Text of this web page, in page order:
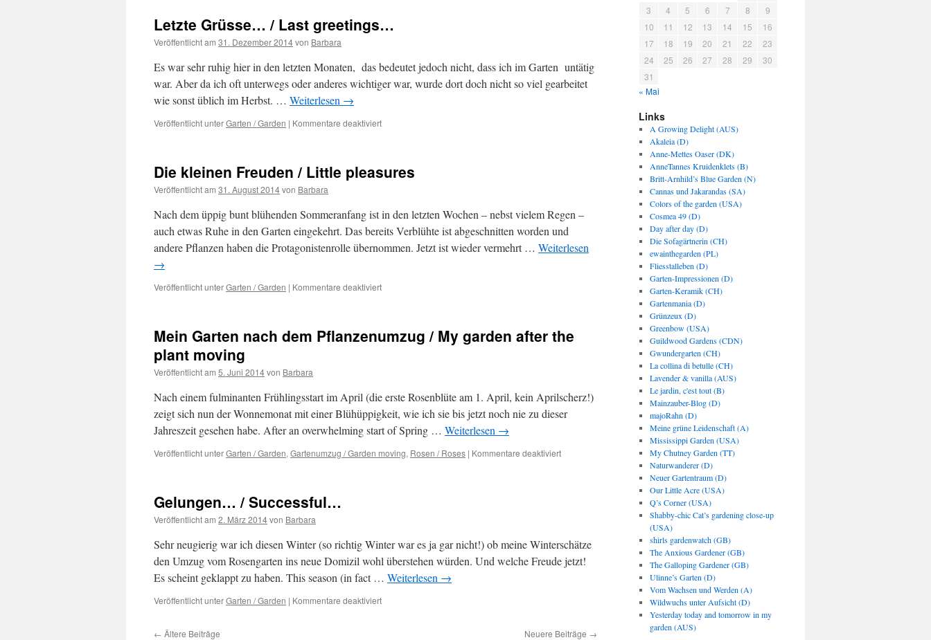
Letzte Grüsse… / Last greetings…
Veröffentlicht am 31. Dezember 2014von Barbara
Es war sehr ruhig hier in den letzten Monaten, das bedeutet jedoch nicht, dass ich im Garten untätig
war. Aber da ich oft unterwegs oder anderes wichtiger war, wurde dort doch nicht so viel gearbeitet
wie sonst üblich im Herbst. … Weiterlesen →
Veröffentlicht unterGarten / Garden | Kommentare deaktiviertfür
Last
Die kleinen Freuden / Little pleasures
Veröffentlicht am 31. August 2014von Barbara
Nach dem üppig bunt blühenden Sommeranfang ist in den letzten Wochen – nebst vielem Regen –
auch etwas Ruhe in den Garten eingekehrt. Das bereits Verblühte ist abgeschnitten worden und
andere Pflanzen haben die Protagonistenrolle übernommen. Jetzt ist wieder vermehrt … Weiterlesen
→
Veröffentlicht unterGarten / Garden | Kommentare deaktiviertfür
Mein Garten nach dem Pflanzenumzug / My garden after the
plant moving
Veröffentlicht am 5. Juni 2014von Barbara
Nach einem fulminanten Frühlingsstart im April (die erste Rosenblüte am 1. April, kein Aprilscherz!)
zeigt sich nun der Wonnemonat mit einer Blühüppigkeit, wie ich sie bis jetzt noch nie zu dieser
Jahreszeit gesehen habe. After an overwhelming start of Spring … Weiterlesen →
Veröffentlicht unterGarten / Garden, Gartenumzug / Garden moving, Rosen / Roses | Kommentare deaktiviertfür
My
garden
after
Gelungen… / Successful…
Veröffentlicht am 2. März 2014von Barbara
Sehr neugierig war ich diesen Winter (so richtig Winter war es ja gar nicht!) ob meine Winterschätze
den Umzug vom Rosengarten ins neue Domizil wohl überstehen würden. Und welche Freude jetzt!
Es scheint geklappt zu haben. This season (in fact … Weiterlesen →
Veröffentlicht unterGarten / Garden | Kommentare deaktiviertfür
← Ältere Beiträge Neuere Beiträge →
3
4 5 6 7 8
9
10
11 12 13 14 15
16
17
18 19 20 21 22
23
24
25 26 27 28 29
30
31
« Mai
Links
A Growing Delight (AUS)
Akaleia (D)
Anne-Mettes Oaser (DK)
AnneTannes Kruidenklets (B)
Britt-Arnhild’s Blue Garden (N)
Cannas und Jakarandas (SA)
Colors of the garden (USA)
Cosmea 49 (D)
Day after day (D)
Die Sofagärtnerin (CH)
ewainthegarden (PL)
Fliesstalleben (D)
Garten-Impressionen (D)
Garten-Keramik (CH)
Gartenmania (D)
Grünzeux (D)
Greenbow (USA)
Guildwood Gardens (CDN)
Gwundergarten (CH)
La collina di betulle (CH)
Lavender & vanilla (AUS)
Le jardin, c'est tout (B)
Mainzauber-Blog (D)
majoRahn (D)
Meine grüne Leidenschaft (A)
Mississippi Garden (USA)
My Chutney Garden (TT)
Naturwanderer (D)
Neuer Gartentraum (D)
Our Little Acre (USA)
Q’s Corner (USA)
Shabby-chic Cat’s gardening close-up
(USA)
shirls gardenwatch (GB)
The Anxious Gardener (GB)
The Galloping Gardener (GB)
Ulinne’s Garten (D)
Vom Wachsen und Werden (A)
Wildwuchs unter Aufsicht (D)
Yesterday today and tomorrow in my
garden (AUS)